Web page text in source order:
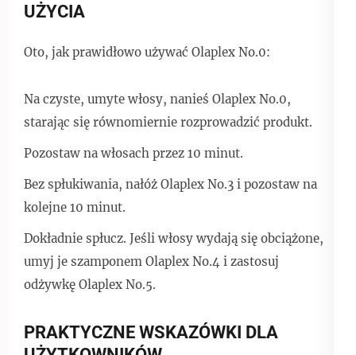
UŻYCIA
Oto, jak prawidłowo używać Olaplex No.0:
Na czyste, umyte włosy, nanieś Olaplex No.0,
starając się równomiernie rozprowadzić produkt.
Pozostaw na włosach przez 10 minut.
Bez spłukiwania, nałóż Olaplex No.3 i pozostaw na
kolejne 10 minut.
Dokładnie spłucz. Jeśli włosy wydają się obciążone,
umyj je szamponem Olaplex No.4 i zastosuj
odżywkę Olaplex No.5.
PRAKTYCZNE WSKAZÓWKI DLA